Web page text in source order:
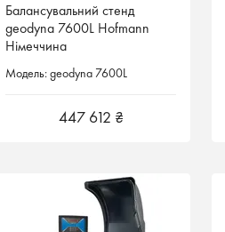
Балансувальний стенд
geodyna 7600L Hofmann
Німеччина
Модель: geodyna 7600L
447 612 ₴
Балансувальний стенд
geodyna 7600L Hofmann
Німеччина
Модель: geodyna 7600L
447 612 ₴